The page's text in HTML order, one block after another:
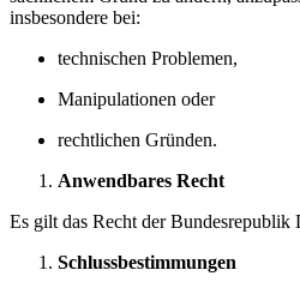
insbesondere bei:
technischen Problemen,
Manipulationen oder
rechtlichen Gründen.
Anwendbares Recht
Es gilt das Recht der Bundesrepublik
Schlussbestimmungen